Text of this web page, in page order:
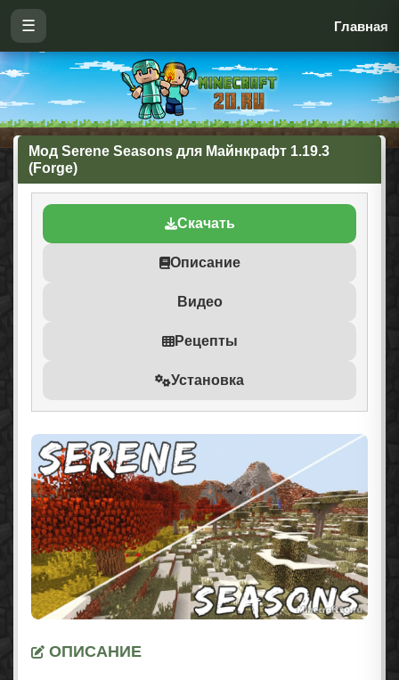
☰ Главная
Мод Serene Seasons для Майнкрафт 1.19.3
(Forge)
Скачать
Описание
Видео
Рецепты
Установка
ОПИСАНИЕ